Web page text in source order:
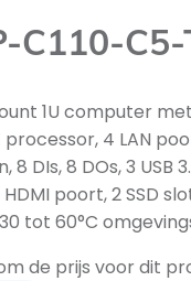
C110-
1U computer
processor, 4 LAN
8 DIs, 8 DOs, 3 USB
HDMI poort, 2 SSD
tot 60°C
de prijs voor dit